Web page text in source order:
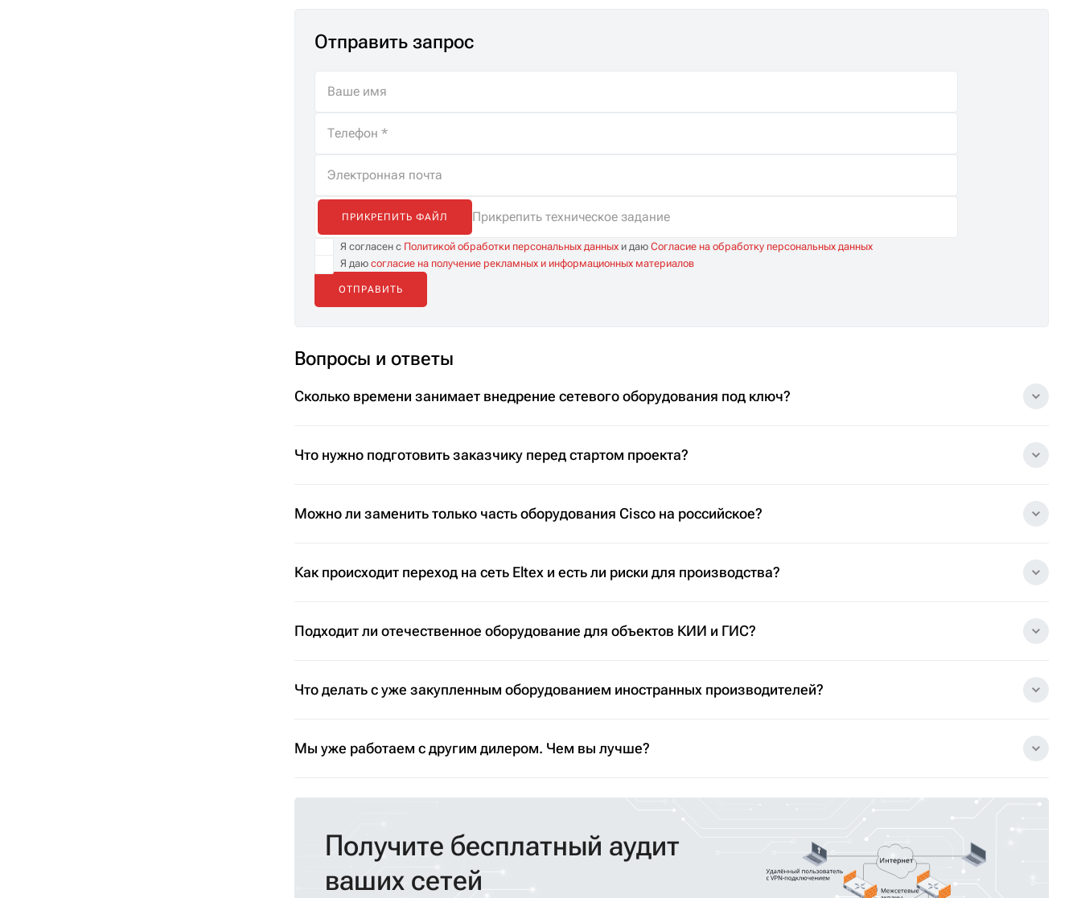
Отправить запрос
ПРИКРЕПИТЬ ФАЙЛ Прикрепить техническое задание
Я согласен с Политикой обработки персональных данных и даюСогласие на обработку персональных данных
Я даюсогласие на получение рекламных и информационных материалов
Вопросы и ответы
Сколько времени занимает внедрение сетевого оборудования под ключ?
Что нужно подготовить заказчику перед стартом проекта?
Можно ли заменить только часть оборудования Cisco на российское?
Как происходит переход на сеть Eltex и есть ли риски для производства?
Подходит ли отечественное оборудование для объектов КИИ и ГИС?
Что делать с уже закупленным оборудованием иностранных производителей?
Мы уже работаем с другим дилером. Чем вы лучше?
Получите бесплатный аудит
ваших сетей